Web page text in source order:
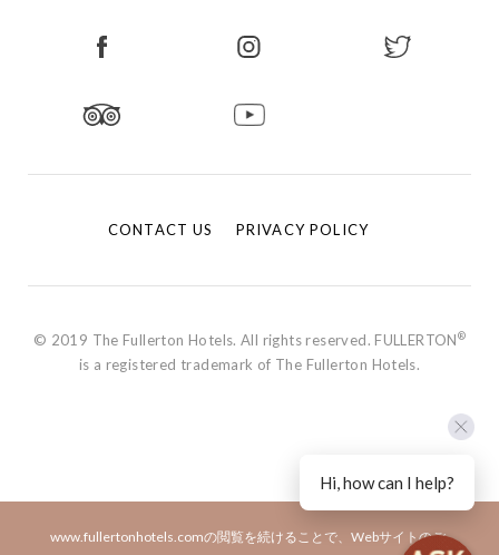
www.fullertonhotels.comの閲覧を続けることで、Webサイトのご
CONTACT US PRIVACY POLICY
© 2019 The Fullerton Hotels. All rights reserved. FULLERTON®
is a registered trademark of The Fullerton Hotels.
Hi, how can I help?